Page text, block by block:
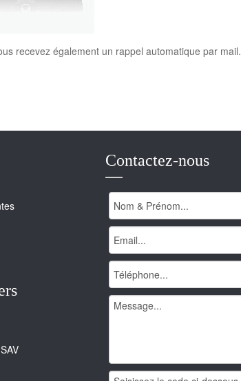
recevez également un rappel automatique par mail.
Contactez-nous